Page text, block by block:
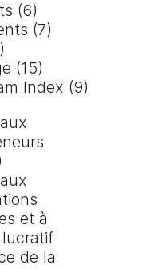
(6)
(7)
(15)
Index (9)
et à
de la